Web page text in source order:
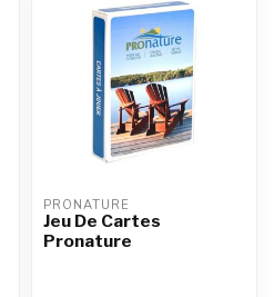
PRONATURE
Jeu De Cartes
Pronature